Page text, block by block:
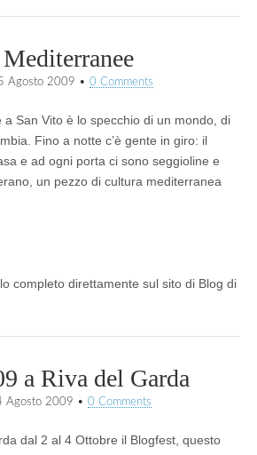
Agosto 2009 • 0 Comments
a San Vito è lo specchio di un mondo, di
Fino a notte c’è gente in giro: il
e ad ogni porta ci sono seggioline e
un pezzo di cultura mediterranea
completo direttamente sul sito di Blog di
a Riva del Garda
Agosto 2009 • 0 Comments
dal 2 al 4 Ottobre il Blogfest, questo